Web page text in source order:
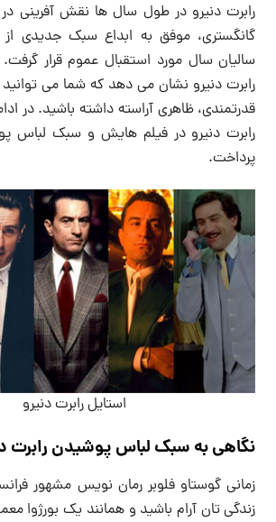
رابرت دنیرو در طول سال ها نقش آفرینی
گانگستری، موفق به ابداع سبک جدیدی
سالیان سال مورد استقبال عموم قرار
رابرت دنیرو نشان می دهد که شما می
قدرتمندی، ظاهری آراسته داشته باشید. در
رابرت دنیرو در فیلم هایش و سبک لباس
پرداخت.
استایل رابرت دنیرو
نگاهی به سبک لباس پوشیدن رابرت
زمانی گوستاو فلوبر رمان نویس مشهور
زندگی تان آرام باشید و همانند یک بورژوا